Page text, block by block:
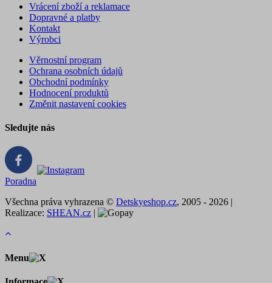
Vrácení zboží a reklamace
Dopravné a platby
Kontakt
Výrobci
Věrnostní program
Ochrana osobních údajů
Obchodní podmínky
Hodnocení produktů
Změnit nastavení cookies
Sledujte nás
Poradna
Všechna práva vyhrazena © Detskyeshop.cz, 2005 - 2026 |
Realizace: SHEAN.cz |
Menu